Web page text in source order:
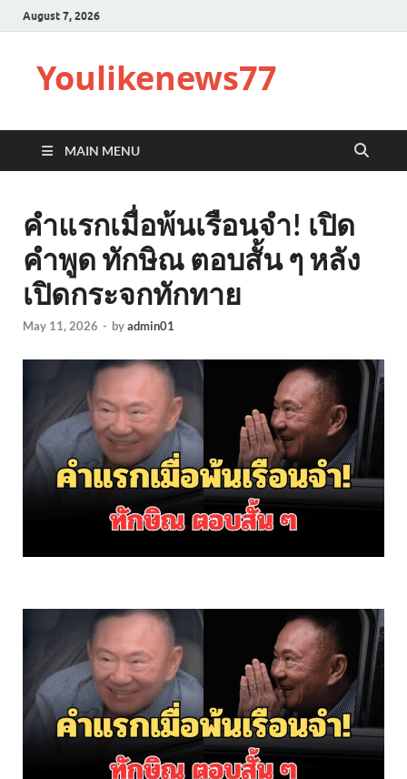
August 7, 2026
Youlikenews77
MAIN MENU
คำแรกเมื่อพ้นเรือนจำ! เปิด
คำพูด ทักษิณ ตอบสั้น ๆ หลัง
เปิดกระจกทักทาย
May 11, 2026 - byadmin01